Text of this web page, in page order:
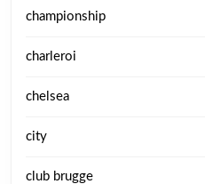
championship
charleroi
chelsea
city
club brugge